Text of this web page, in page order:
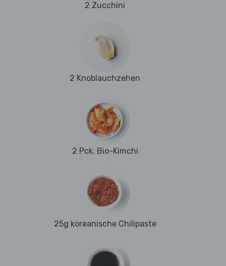
2 Zucchini
2 Knoblauchzehen
2 Pck. Bio-Kimchi
25g koreanische Chilipaste